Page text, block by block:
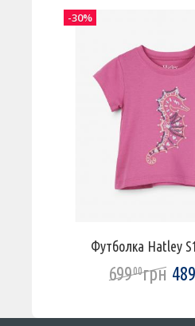
Футболка Hatley
69900грн 489
-30%